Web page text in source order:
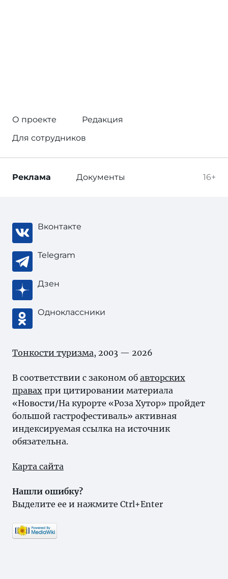
О проекте
Редакция
Для сотрудников
16+
Реклама Документы
Вконтакте
Telegram
Дзен
Одноклассники
Тонкости туризма, 2003 — 2026
В соответствии с законом об авторских
правах при цитировании материала
«Новости/На курорте «Роза Хутор» пройдет
большой гастрофестиваль» активная
индексируемая ссылка на источник
обязательна.
Карта сайта
Нашли ошибку?
Выделите ее и нажмите Ctrl+Enter